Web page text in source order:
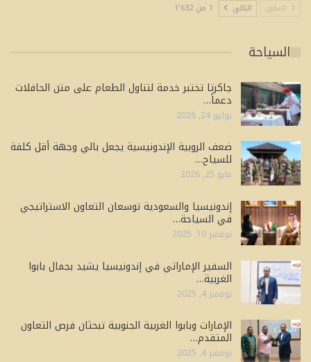
السابق التالي 1 من 1٬632
السياحة
جاكرتا تختبر خدمة لتناول الطعام على متن الحافلات
دعماً…
يوليو 24, 2026
ضعف الروبية الإندونيسية يجعل بالي وجهة أقل كلفة
للسياح…
مايو 25, 2026
إندونيسيا والسعودية توسعان التعاون الاستراتيجي
في السياحة…
نوفمبر 10, 2025
السفير الإماراتي في إندونيسيا يشيد بجمال بابوا
الغربية…
نوفمبر 4, 2025
الإمارات وبابوا الغربية الجنوبية تبحثان فرص التعاون
المتقدم…
نوفمبر 4, 2025